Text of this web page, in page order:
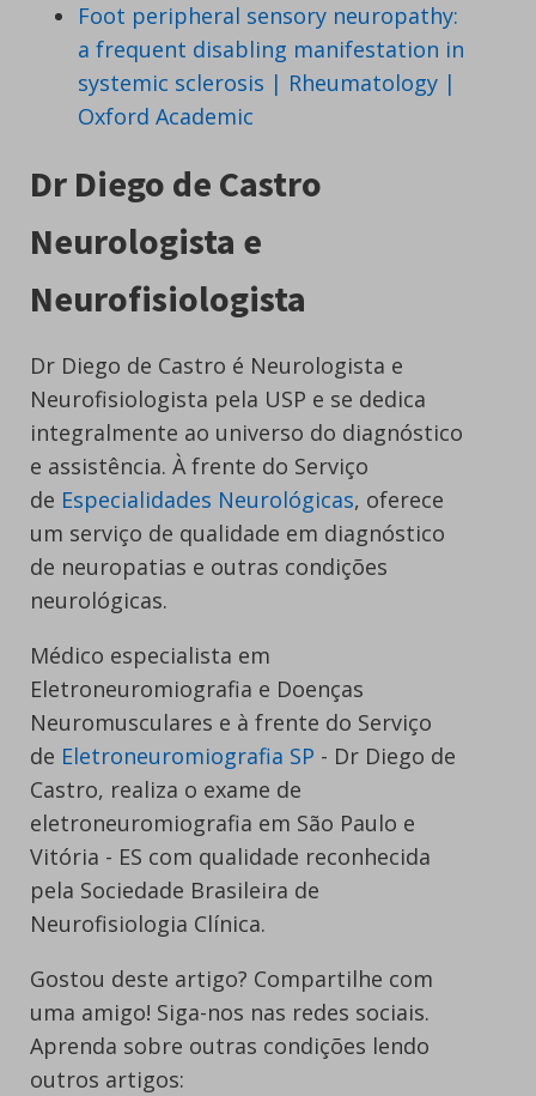
Foot peripheral sensory neuropathy:
a frequent disabling manifestation in
systemic sclerosis | Rheumatology |
Oxford Academic
Dr Diego de Castro
Neurologista e
Neurofisiologista
Dr Diego de Castro é Neurologista e
Neurofisiologista pela USP e se dedica
integralmente ao universo do diagnóstico
e assistência. À frente do Serviço
de Especialidades Neurológicas, oferece
um serviço de qualidade em diagnóstico
de neuropatias e outras condições
neurológicas.
Médico especialista em
Eletroneuromiografia e Doenças
Neuromusculares e à frente do Serviço
de Eletroneuromiografia SP - Dr Diego de
Castro, realiza o exame de
eletroneuromiografia em São Paulo e
Vitória - ES com qualidade reconhecida
pela Sociedade Brasileira de
Neurofisiologia Clínica.
Gostou deste artigo? Compartilhe com
uma amigo! Siga-nos nas redes sociais.
Aprenda sobre outras condições lendo
outros artigos: